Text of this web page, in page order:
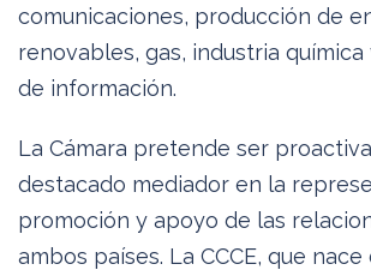
comunicaciones, producción de
renovables, gas, industria
de información.
La Cámara pretende ser
destacado mediador en la
promoción y apoyo de las
ambos países. La CCCE, que